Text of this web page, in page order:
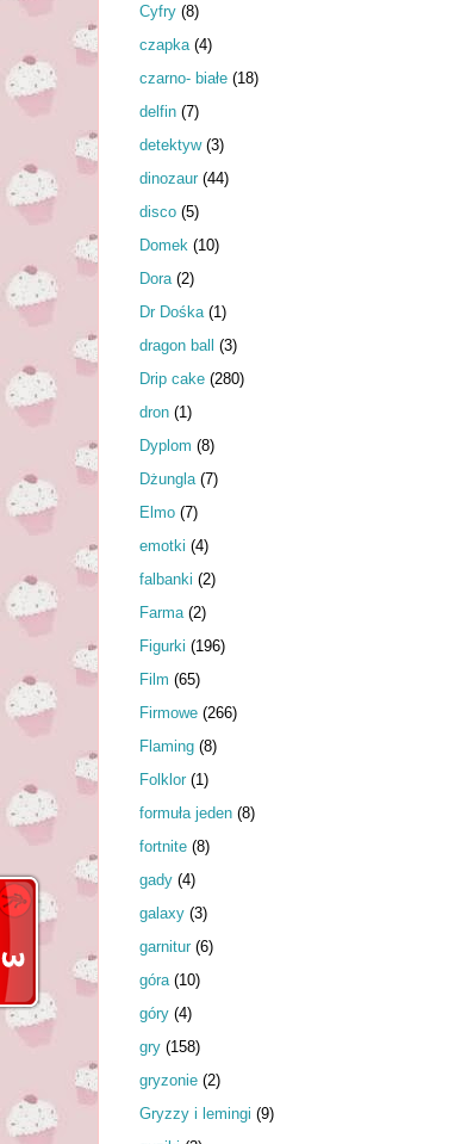
Cyfry (8)
czapka (4)
czarno- białe (18)
delfin (7)
detektyw (3)
dinozaur (44)
disco (5)
Domek (10)
Dora (2)
Dr Dośka (1)
dragon ball (3)
Drip cake (280)
dron (1)
Dyplom (8)
Dżungla (7)
Elmo (7)
emotki (4)
falbanki (2)
Farma (2)
Figurki (196)
Film (65)
Firmowe (266)
Flaming (8)
Folklor (1)
formuła jeden (8)
fortnite (8)
gady (4)
galaxy (3)
garnitur (6)
góra (10)
góry (4)
gry (158)
gryzonie (2)
Gryzzy i lemingi (9)